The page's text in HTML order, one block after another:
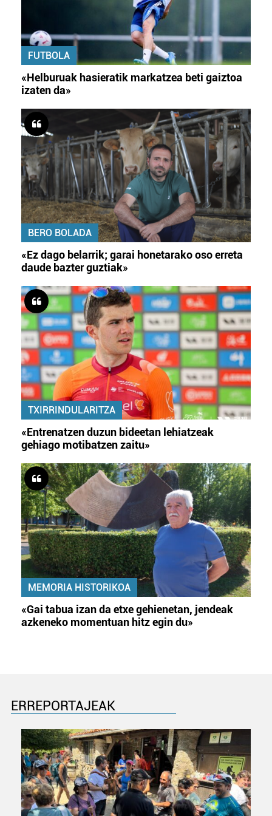
FUTBOLA
«Helburuak hasieratik markatzea beti gaiztoa
izaten da»
BERO BOLADA
«Ez dago belarrik; garai honetarako oso erreta
daude bazter guztiak»
TXIRRINDULARITZA
«Entrenatzen duzun bideetan lehiatzeak
gehiago motibatzen zaitu»
MEMORIA HISTORIKOA
«Gai tabua izan da etxe gehienetan, jendeak
azkeneko momentuan hitz egin du»
ERREPORTAJEAK